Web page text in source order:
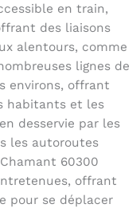
en train,
des liaisons
alentours, comme
lignes de
environs, offrant
habitants et les
desservie par les
les autoroutes
60300
offrant
pour se déplacer